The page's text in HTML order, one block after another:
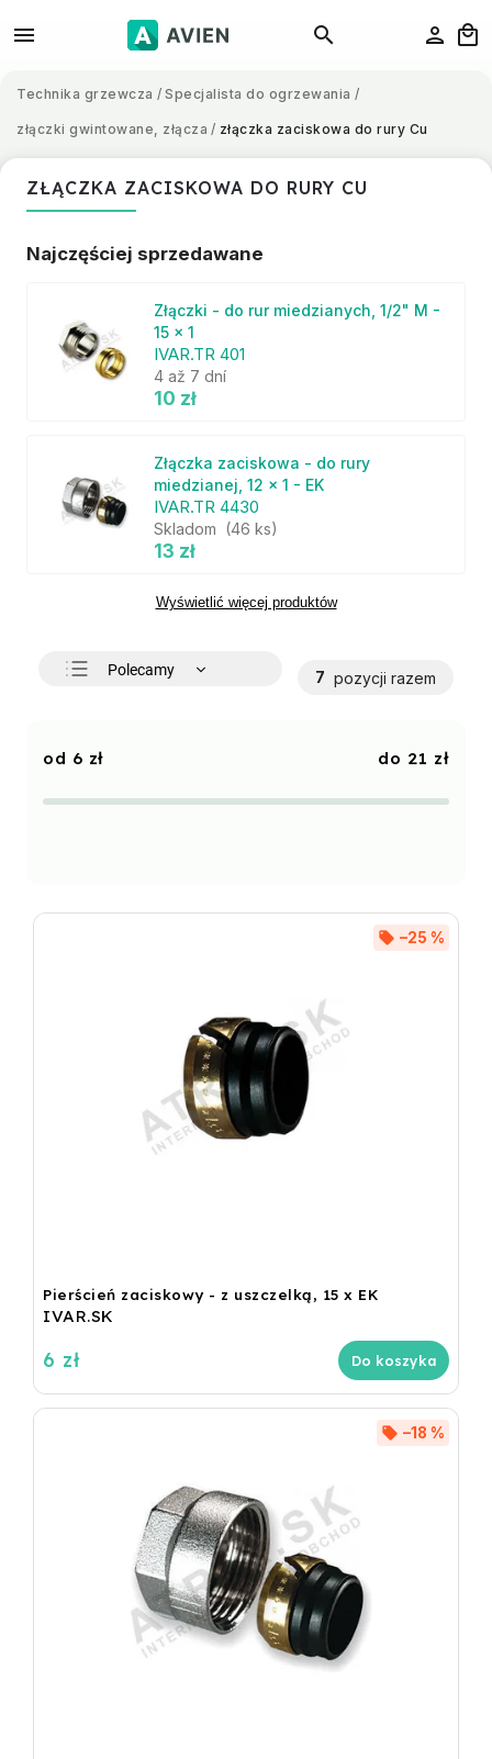
Technika grzewcza / Specjalista do ogrzewania /
złączki gwintowane, złącza / złączka zaciskowa do rury Cu
ZŁĄCZKA ZACISKOWA DO RURY CU
Najczęściej sprzedawane
Złączki - do rur miedzianych, 1/2" M -
15 x 1
IVAR.TR 401
4 až 7 dní
10 zł
Złączka zaciskowa - do rury
miedzianej, 12 x 1 - EK
IVAR.TR 4430
Skladom (46 ks)
13 zł
Wyświetlić więcej produktów
Polecamy
Alfabetycznie
7 pozycji razem
6 zł 21 zł
Pierścień zaciskowy - z uszczelką, 15 x EK
IVAR.SK
–25 %
6 zł Do koszyka
–18 %